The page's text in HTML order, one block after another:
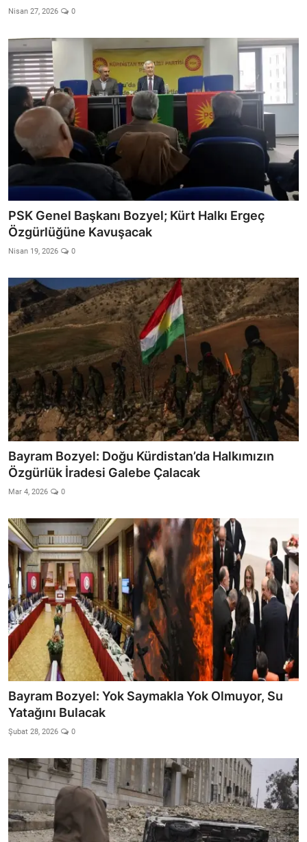
Nisan 27, 2026 0
PSK Genel Başkanı Bozyel; Kürt Halkı Ergeç
Özgürlüğüne Kavuşacak
Nisan 19, 2026 0
Bayram Bozyel: Doğu Kürdistan’da Halkımızın
Özgürlük İradesi Galebe Çalacak
Mar 4, 2026 0
Bayram Bozyel: Yok Saymakla Yok Olmuyor, Su
Yatağını Bulacak
Şubat 28, 2026 0